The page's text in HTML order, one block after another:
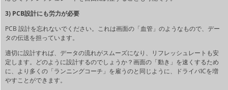
3) PCB設計にも労力が必要
PCB 設計を忘れないでください。これは画面の「血管」のようなもので、デー
タの伝送を担っています。
適切に設計すれば、データの流れがスムーズになり、リフレッシュレートも安
定します。どのように設計するのでしょうか？画面の「動き」を速くするため
に、より多くの「ランニングコーチ」を雇うのと同じように、ドライバICを増
やすことができます。